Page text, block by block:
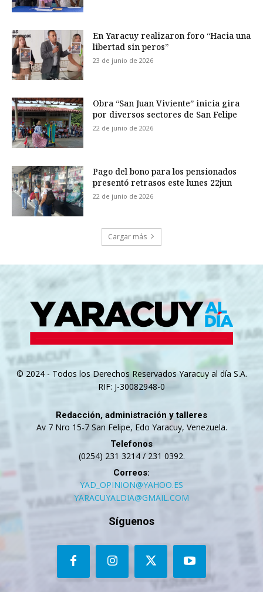
En Yaracuy realizaron foro “Hacia una
libertad sin peros”
23 de junio de 2026
Obra “San Juan Viviente” inicia gira
por diversos sectores de San Felipe
22 de junio de 2026
Pago del bono para los pensionados
presentó retrasos este lunes 22jun
22 de junio de 2026
Cargar más
© 2024 - Todos los Derechos Reservados Yaracuy al día S.A.
RIF: J-30082948-0
Redacción, administración y talleres
Av 7 Nro 15-7 San Felipe, Edo Yaracuy, Venezuela.
Telefonos
(0254) 231 3214 / 231 0392.
Correos:
YAD_OPINION@YAHOO.ES
YARACUYALDIA@GMAIL.COM
Síguenos